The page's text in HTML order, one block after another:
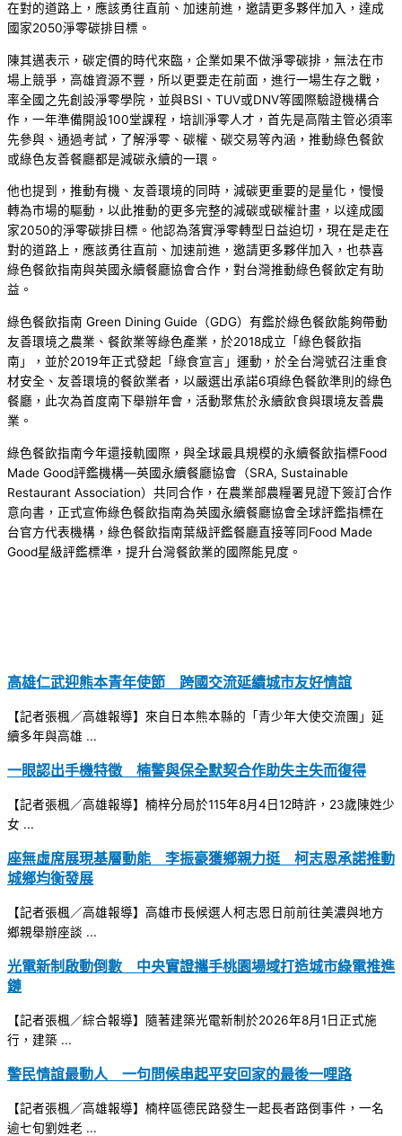
在對的道路上，應該勇往直前、加速前進，邀請更多夥伴加入，達成
國家2050淨零碳排目標。
陳其邁表示，碳定價的時代來臨，企業如果不做淨零碳排，無法在市
場上競爭，高雄資源不豐，所以更要走在前面，進行一場生存之戰，
率全國之先創設淨零學院，並與BSI、TUV或DNV等國際驗證機構合
作，一年準備開設100堂課程，培訓淨零人才，首先是高階主管必須率
先參與、通過考試，了解淨零、碳權、碳交易等內涵，推動綠色餐飲
或綠色友善餐廳都是減碳永續的一環。
他也提到，推動有機、友善環境的同時，減碳更重要的是量化，慢慢
轉為市場的驅動，以此推動的更多完整的減碳或碳權計畫，以達成國
家2050的淨零碳排目標。他認為落實淨零轉型日益迫切，現在是走在
對的道路上，應該勇往直前、加速前進，邀請更多夥伴加入，也恭喜
綠色餐飲指南與英國永續餐廳協會合作，對台灣推動綠色餐飲定有助
益。
綠色餐飲指南 Green Dining Guide（GDG）有鑑於綠色餐飲能夠帶動
友善環境之農業、餐飲業等綠色產業，於2018成立「綠色餐飲指
南」，並於2019年正式發起「綠食宣言」運動，於全台灣號召注重食
材安全、友善環境的餐飲業者，以嚴選出承諾6項綠色餐飲準則的綠色
餐廳，此次為首度南下舉辦年會，活動聚焦於永續飲食與環境友善農
業。
綠色餐飲指南今年還接軌國際，與全球最具規模的永續餐飲指標Food
Made Good評鑑機構—英國永續餐廳協會（SRA, Sustainable
Restaurant Association）共同合作，在農業部農糧署見證下簽訂合作
意向書，正式宣佈綠色餐飲指南為英國永續餐廳協會全球評鑑指標在
台官方代表機構，綠色餐飲指南葉級評鑑餐廳直接等同Food Made
Good星級評鑑標準，提升台灣餐飲業的國際能見度。
高雄仁武迎熊本青年使節 跨國交流延續城市友好情誼
【記者張楓／高雄報導】來自日本熊本縣的「青少年大使交流團」延
續多年與高雄 ...
一眼認出手機特徵 楠警與保全默契合作助失主失而復得
【記者張楓／高雄報導】楠梓分局於115年8月4日12時許，23歲陳姓少
女 ...
座無虛席展現基層動能 李振豪獲鄉親力挺 柯志恩承諾推動
城鄉均衡發展
【記者張楓／高雄報導】高雄市長候選人柯志恩日前前往美濃與地方
鄉親舉辦座談 ...
光電新制啟動倒數 中央實證攜手桃園場域打造城市綠電推進
鏈
【記者張楓／綜合報導】隨著建築光電新制於2026年8月1日正式施
行，建築 ...
警民情誼最動人 一句問候串起平安回家的最後一哩路
【記者張楓／高雄報導】楠梓區德民路發生一起長者路倒事件，一名
逾七旬劉姓老 ...